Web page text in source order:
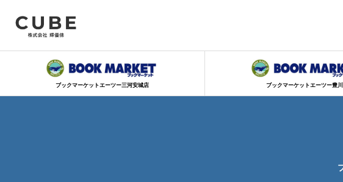
ブックマーケットエーツー三河安城店 ブックマーケットエーツー豊